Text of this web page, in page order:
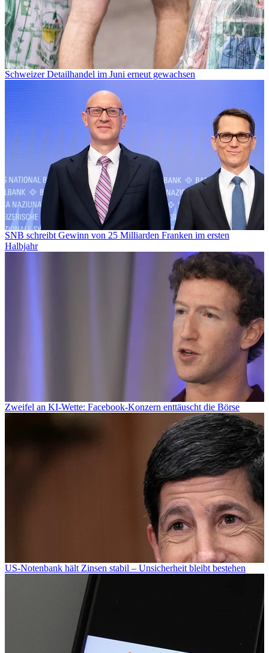
Schweizer Detailhandel im Juni erneut gewachsen
SNB schreibt Gewinn von 25 Milliarden Franken im ersten
Halbjahr
Zweifel an KI-Wette: Facebook-Konzern enttäuscht die Börse
US-Notenbank hält Zinsen stabil – Unsicherheit bleibt bestehen